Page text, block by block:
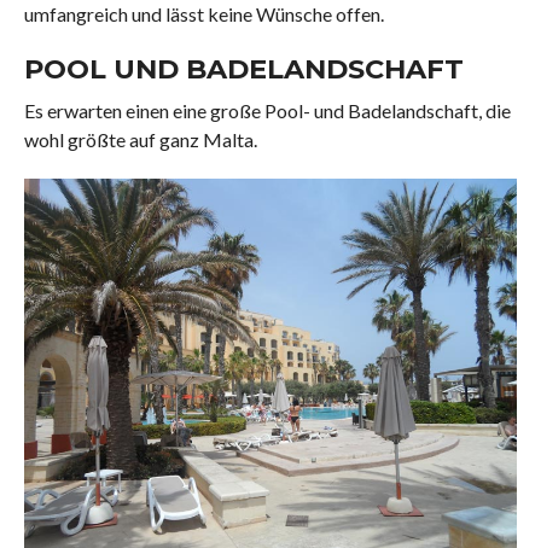
umfangreich und lässt keine Wünsche offen.
POOL UND BADELANDSCHAFT
Es erwarten einen eine große Pool- und Badelandschaft, die
wohl größte auf ganz Malta.